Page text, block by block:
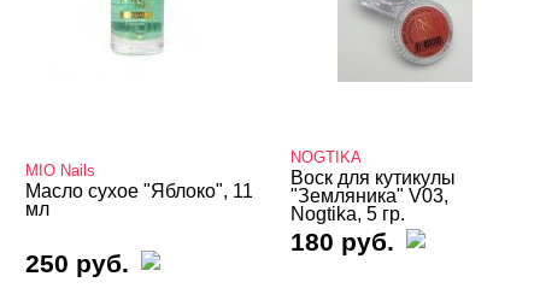
MIO Nails
Масло сухое "Яблоко", 11
мл
250 руб.
NOGTIKA
Воск для кутикулы
"Земляника" V03,
Nogtika, 5 гр.
180 руб.